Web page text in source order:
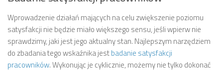
Wprowadzenie działań mających na celu zwiększenie poziomu
satysfakcji nie będzie miało większego sensu, jeśli wpierw nie
sprawdzimy, jaki jest jego aktualny stan. Najlepszym narzędziem
do zbadania tego wskaźnika jestbadanie satysfakcji
pracowników. Wykonując je cyklicznie, możemy nie tylko dokonać